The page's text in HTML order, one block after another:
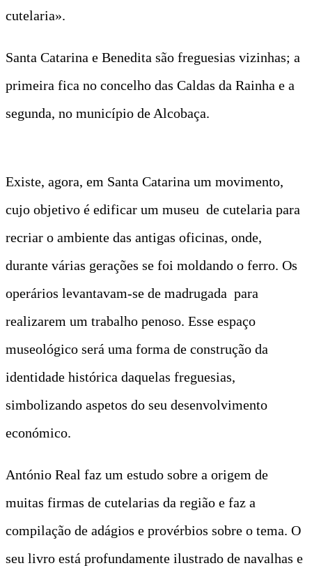
cutelaria».
Santa Catarina e Benedita são freguesias vizinhas; a
primeira fica no concelho das Caldas da Rainha e a
segunda, no município de Alcobaça.
Existe, agora, em Santa Catarina um movimento,
cujo objetivo é edificar um museu de cutelaria para
recriar o ambiente das antigas oficinas, onde,
durante várias gerações se foi moldando o ferro. Os
operários levantavam-se de madrugada para
realizarem um trabalho penoso. Esse espaço
museológico será uma forma de construção da
identidade histórica daquelas freguesias,
simbolizando aspetos do seu desenvolvimento
económico.
António Real faz um estudo sobre a origem de
muitas firmas de cutelarias da região e faz a
compilação de adágios e provérbios sobre o tema. O
seu livro está profundamente ilustrado de navalhas e